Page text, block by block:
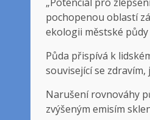
pochopenou oblastí
ekologii městské
Půda přispívá k
související se
Narušení rovnováhy
zvýšeným emisím